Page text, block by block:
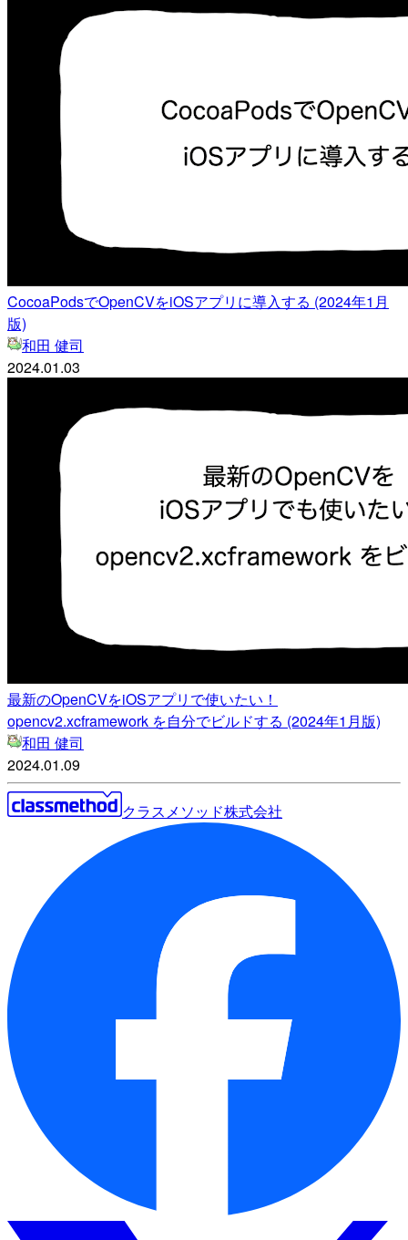
CocoaPodsでOpenCVをiOSアプリに導入する (2024年1月
版)
和田 健司
2024.01.03
最新のOpenCVをiOSアプリで使いたい！
opencv2.xcframework を自分でビルドする (2024年1月版)
和田 健司
2024.01.09
クラスメソッド株式会社